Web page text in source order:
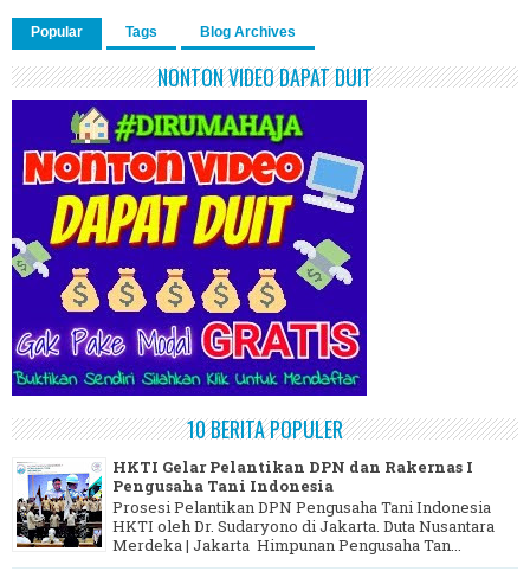
Popular Tags Blog Archives
NONTON VIDEO DAPAT DUIT
10 BERITA POPULER
HKTI Gelar Pelantikan DPN dan Rakernas I
Pengusaha Tani Indonesia
Prosesi Pelantikan DPN Pengusaha Tani Indonesia
HKTI oleh Dr. Sudaryono di Jakarta. Duta Nusantara
Merdeka | Jakarta Himpunan Pengusaha Tan...